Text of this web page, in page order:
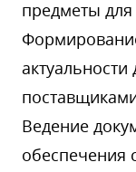
предметы
Ведение
обеспечения